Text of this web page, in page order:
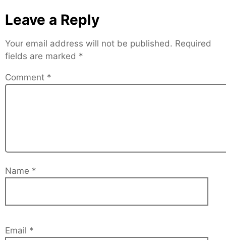
Leave a Reply
Your email address will not be published. Required
fields are marked *
Comment *
Name *
Email *